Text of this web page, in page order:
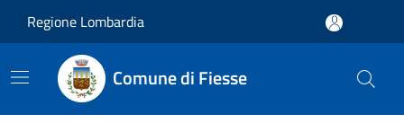
Regione Lombardia
Comune di Fiesse